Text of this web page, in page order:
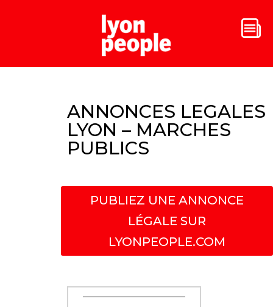
ANNONCES LEGALES
LYON – MARCHES
PUBLICS
PUBLIEZ UNE ANNONCE
LÉGALE SUR
LYONPEOPLE.COM